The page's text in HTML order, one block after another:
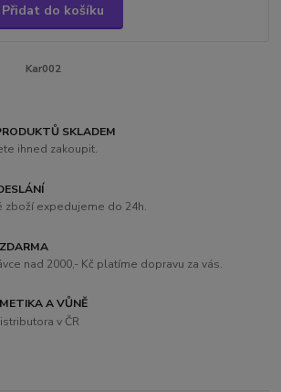
Přidat do košíku
Kar002
SKLADEM
ihned zakoupit.
zboží expedujeme do 24h.
nad 2000,- Kč platíme dopravu za vás.
A VŮNĚ
v ČR